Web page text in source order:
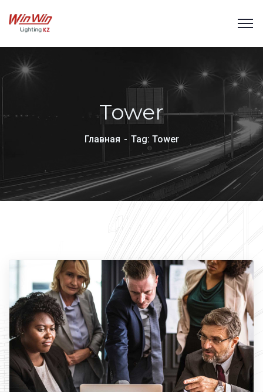
Tower
Главная Tag: Tower